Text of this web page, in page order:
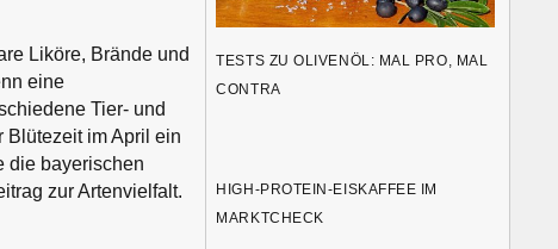
Liköre, Brände und
eine
Tier- und
Blütezeit im April ein
die bayerischen
zur Artenvielfalt.
TESTS ZU OLIVENÖL: MAL PRO, MAL
CONTRA
HIGH-PROTEIN-EISKAFFEE IM
MARKTCHECK